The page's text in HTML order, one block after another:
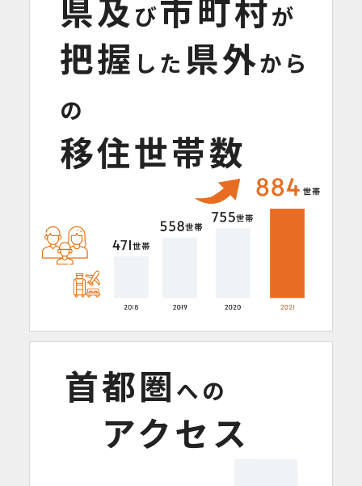
県及び市町村が
把握 した 県外から
の
移住世帯数
首都圏 への
アクセス